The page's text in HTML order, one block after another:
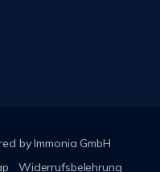
by Immonia GmbH
Widerrufsbelehrung